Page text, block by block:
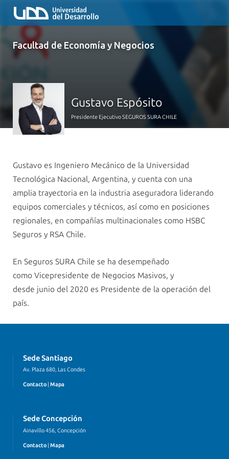
Facultad de Economía y Negocios
Gustavo Espósito
Presidente Ejecutivo SEGUROS SURA CHILE
Gustavo es Ingeniero Mecánico de la Universidad
Tecnológica Nacional, Argentina, y cuenta con una
amplia trayectoria en la industria aseguradora liderando
equipos comerciales y técnicos, así como en posiciones
regionales, en compañías multinacionales como HSBC
Seguros y RSA Chile.
En Seguros SURA Chile se ha desempeñado
como Vicepresidente de Negocios Masivos, y
desde junio del 2020 es Presidente de la operación del
país.
Sede Santiago
Av. Plaza 680, Las Condes
Contacto Mapa
Sede Concepción
Ainavillo 456, Concepción
Contacto | Mapa